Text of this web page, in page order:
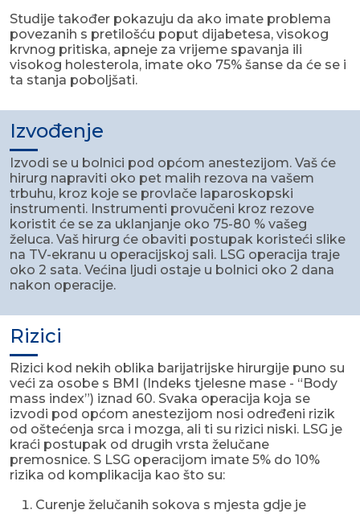
Studije također pokazuju da ako imate problema
povezanih s pretilošću poput dijabetesa, visokog
krvnog pritiska, apneje za vrijeme spavanja ili
visokog holesterola, imate oko 75% šanse da će se i
ta stanja poboljšati.
Izvođenje
Izvodi se u bolnici pod općom anestezijom. Vaš će
hirurg napraviti oko pet malih rezova na vašem
trbuhu, kroz koje se provlače laparoskopski
instrumenti. Instrumenti provučeni kroz rezove
koristit će se za uklanjanje oko 75-80 % vašeg
želuca. Vaš hirurg će obaviti postupak koristeći slike
na TV-ekranu u operacijskoj sali. LSG operacija traje
oko 2 sata. Većina ljudi ostaje u bolnici oko 2 dana
nakon operacije.
Rizici
Rizici kod nekih oblika barijatrijske hirurgije puno su
veći za osobe s BMI (Indeks tjelesne mase - “Body
mass index”) iznad 60. Svaka operacija koja se
izvodi pod općom anestezijom nosi određeni rizik
od oštećenja srca i mozga, ali ti su rizici niski. LSG je
kraći postupak od drugih vrsta želučane
premosnice. S LSG operacijom imate 5% do 10%
rizika od komplikacija kao što su:
Curenje želučanih sokova s mjesta gdje je